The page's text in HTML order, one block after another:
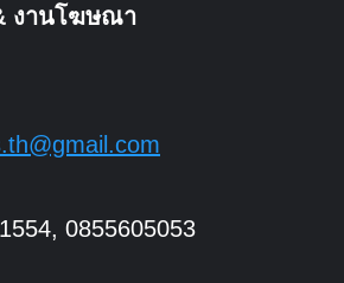
งานโฆษณา
0855605053